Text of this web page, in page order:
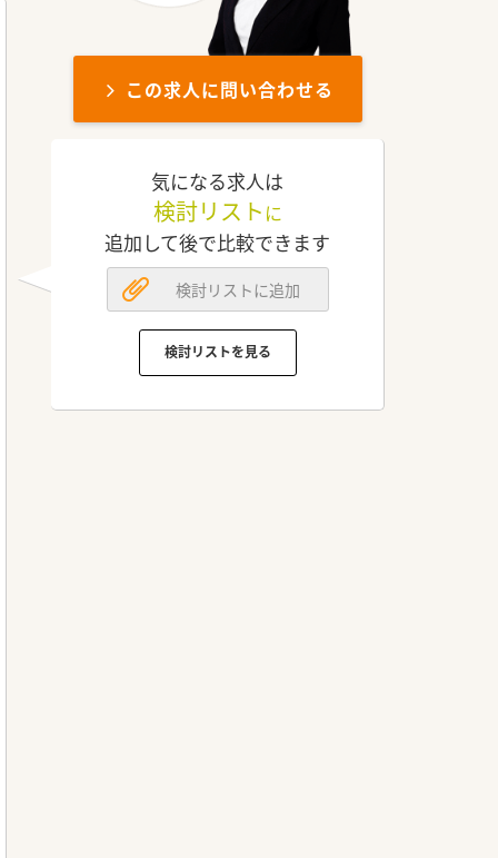
この求人に問い合わせる
気になる求人は
検討リスト に
追加して後で比較できます
検討リストに追加
検討リストを見る